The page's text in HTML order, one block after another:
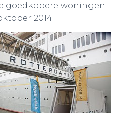
goedkopere woningen.
2014.